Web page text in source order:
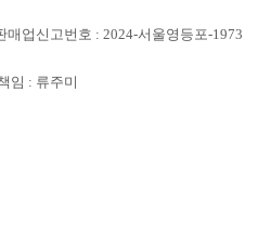
업신고번호 : 2024-서울영등포-1973
임 : 류주미